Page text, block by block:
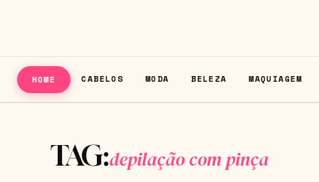
HOME CABELOS MODA BELEZA MAQUIAGEM
TAG:depilação com pinça